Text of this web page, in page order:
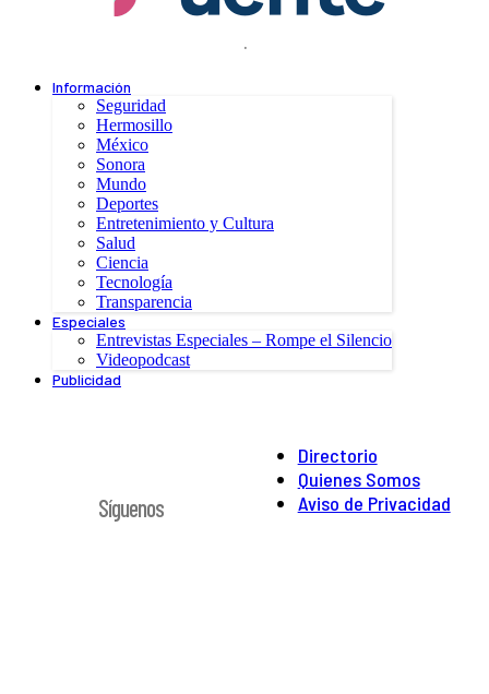
.
Información
Seguridad
Hermosillo
México
Sonora
Mundo
Deportes
Entretenimiento y Cultura
Salud
Ciencia
Tecnología
Transparencia
Especiales
Entrevistas Especiales – Rompe el Silencio
Videopodcast
Publicidad
Directorio
Quienes Somos
Aviso de Privacidad
Síguenos